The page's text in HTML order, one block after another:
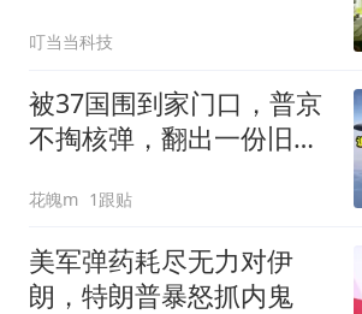
叮当当科技
被37国围到家门口，普京
不掏核弹，翻出一份旧合
花魄m 1跟贴
美军弹药耗尽无力对伊
朗，特朗普暴怒抓内鬼